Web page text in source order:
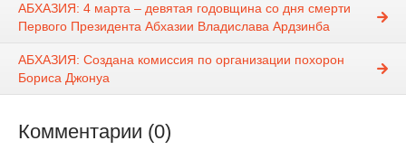
АБХАЗИЯ: 4 марта – девятая годовщина со дня смерти
Первого Президента Абхазии Владислава Ардзинба
АБХАЗИЯ: Создана комиссия по организации похорон
Бориса Джонуа
Комментарии (0)